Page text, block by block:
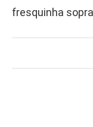
fresquinha